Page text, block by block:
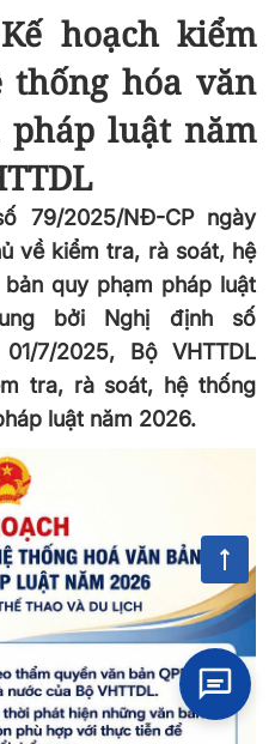
hoạch kiểm
thống hóa văn
luật năm
79/2025/NĐ-CP ngày
về kiểm tra, rà soát, hệ
quy phạm pháp luật
bởi Nghị định số
7/2025, Bộ VHTTDL
tra, rà soát, hệ thống
luật năm 2026.